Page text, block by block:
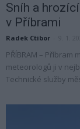
Sníh a
v Příbrami
Radek Ctibor
PŘÍBRAM –
meteorologů ji v
Technické služby